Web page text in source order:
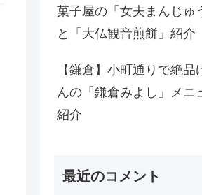
菓子屋の「女夫まんじゅ
と「大仏観音煎餅」紹介
【鎌倉】小町通りで絶
んの「鎌倉みよし」メニ
紹介
最近のコメント